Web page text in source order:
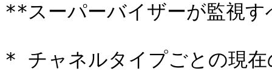
**スーパーバイザーが監視
* チャネルタイプごとの現